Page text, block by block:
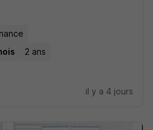
2 ans
il y a 4 jours